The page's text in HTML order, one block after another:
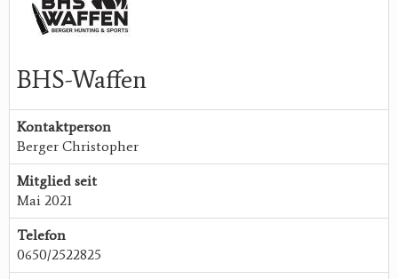
BHS-Waffen
Kontaktperson
Berger Christopher
Mitglied seit
Mai 2021
Telefon
0650/2522825